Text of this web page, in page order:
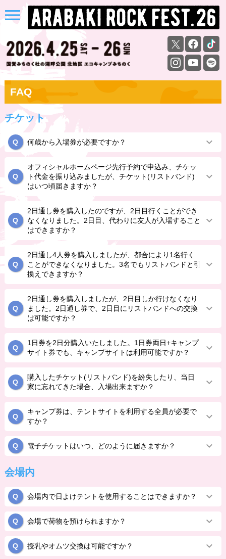
menu
FAQ
チケット
何歳から入場券が必要ですか？
オフィシャルホームページ先行予約で申込み、チケッ
ト代金を振り込みましたが、チケット(リストバンド)
はいつ頃届きますか？
2日通し券を購入したのですが、2日目行くことができ
なくなりました。2日目、代わりに友人が入場すること
はできますか？
2日通し4人券を購入しましたが、都合により1名行く
ことができなくなりました。3名でもリストバンドと引
換えできますか？
2日通し券を購入しましたが、2日目しか行けなくなり
ました。2日通し券で、2日目にリストバンドへの交換
は可能ですか？
1日券を2日分購入いたしました。1日券両日+キャンプ
サイト券でも、キャンプサイトは利用可能ですか？
購入したチケット(リストバンド)を紛失したり、当日
家に忘れてきた場合、入場出来ますか？
キャンプ券は、テントサイトを利用する全員が必要で
すか？
電子チケットはいつ、どのように届きますか？
会場内
会場内で日よけテントを使用することはできますか？
会場で荷物を預けられますか？
授乳やオムツ交換は可能ですか？